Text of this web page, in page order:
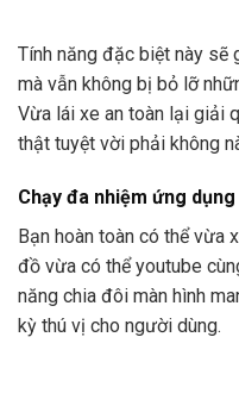
Tính năng đặc biệt này sẽ
mà vẫn không bị bỏ lỡ
Vừa lái xe an toàn lại giải
thật tuyệt vời phải không
Chạy đa nhiệm ứng dụng
Bạn hoàn toàn có thể vừa
đồ vừa có thể youtube
năng chia đôi màn hình
kỳ thú vị cho người dùng.